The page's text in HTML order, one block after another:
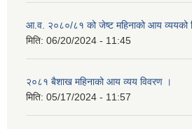
आ.व. २०८०/८१ को जेष्ट महिनाको आय व्ययको
मिति: 06/20/2024 - 11:45
२०८१ बैशाख महिनाको आय व्यय विवरण ।
मिति: 05/17/2024 - 11:57